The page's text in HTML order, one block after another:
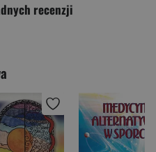
recenzji